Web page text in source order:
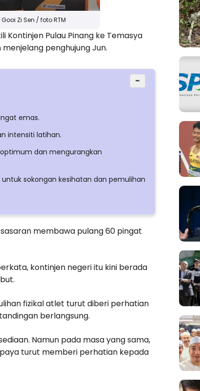
Zi Sen / foto RTM
Pulau Pinang ke Temasya
penghujung Jun.
−
emas.
intensiti latihan.
dan mengurangkan
sokongan kesihatan dan pemulihan
membawa pulang 60 pingat
kontinjen negeri itu kini berada
fizikal atlet turut diberi perhatian
berlangsung.
Namun pada masa yang sama,
turut memberi perhatian kepada